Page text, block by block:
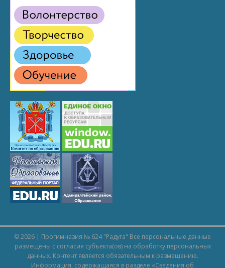
© 2026 | Прогимназия № 624 "Радуга" Все персональные данные
размещены с согласия субъекта(ов) на обработку персональных
данных. Контент является обязательным к размещению.
Информация, содержащаяся в разделе «Сведения об